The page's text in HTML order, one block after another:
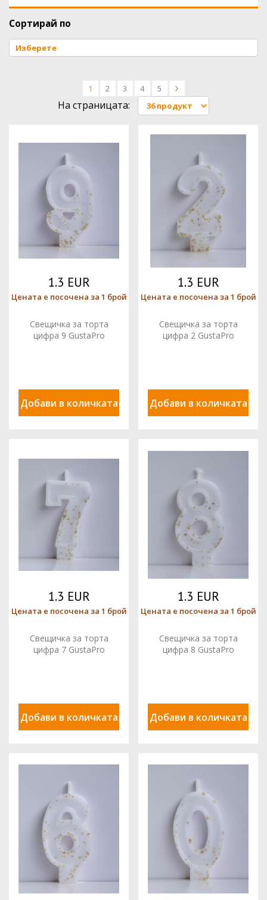
Сортирай по
1 2 3 4 5 >
На страницата:
1.3 EUR
Цената е посочена за 1 брой
Свещичка за торта
цифра 9 GustaPro
Добави в количката
1.3 EUR
Цената е посочена за 1 брой
Свещичка за торта
цифра 2 GustaPro
Добави в количката
1.3 EUR
Цената е посочена за 1 брой
Свещичка за торта
цифра 7 GustaPro
Добави в количката
1.3 EUR
Цената е посочена за 1 брой
Свещичка за торта
цифра 8 GustaPro
Добави в количката